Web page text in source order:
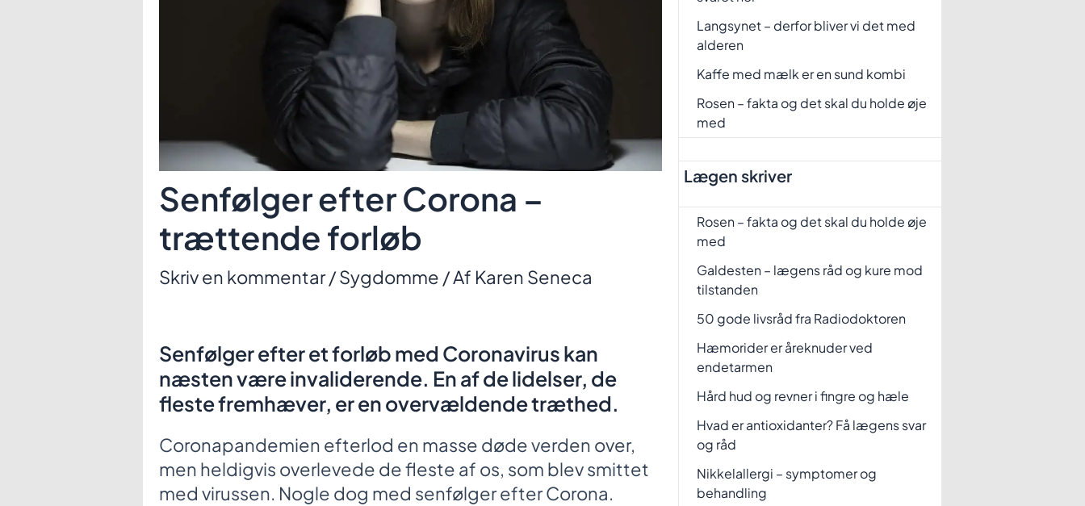
Senfølger efter Corona –
trættende forløb
Skriv en kommentar/Sygdomme / Af Karen Seneca
Senfølger efter et forløb med Coronavirus kan
næsten være invaliderende. En af de lidelser, de
fleste fremhæver, er en overvældende træthed.
Coronapandemien efterlod en masse døde verden over,
men heldigvis overlevede de fleste af os, som blev smittet
med virussen. Nogle dog med senfølger efter Corona.
Langsynet – derfor bliver vi det med
alderen
Kaffe med mælk er en sund kombi
Rosen – fakta og det skal du holde øje
med
Lægen skriver
Rosen – fakta og det skal du holde øje
med
Galdesten – lægens råd og kure mod
tilstanden
50 gode livsråd fra Radiodoktoren
Hæmorider er åreknuder ved
endetarmen
Hård hud og revner i fingre og hæle
Hvad er antioxidanter? Få lægens svar
og råd
Nikkelallergi – symptomer og
behandling